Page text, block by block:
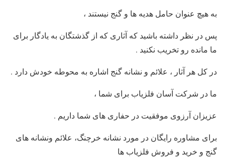
به هیچ عنوان حامل هدیه ها و گنج نیستند ،
پس در نظر داشته باشید که آثاری که از گذشتگان به یادگار برای
ما مانده رو تخریب نکنید .
در کل هر آثار ، علائم و نشانه گنج اشاره به محوطه خودش دارد .
ما در شرکت آسان فلزیاب برای شما ،
عزیزان آرزوی موفقیت در حفاری های شما داریم .
برای مشاوره رایگان در مورد نشانه خرچنگ، علائم ونشانه های
گنج و خرید و فروش فلزیاب ها